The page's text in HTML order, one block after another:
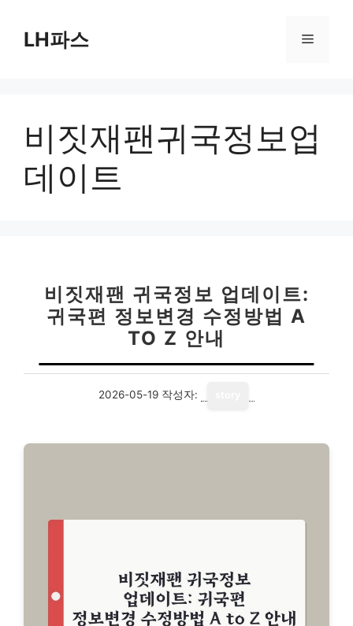
LH파스 메
비짓재팬귀국정보업
데이트
비짓재팬 귀국정보 업데이트:
귀국편 정보변경 수정방법 A
TO Z 안내
2026-05-19 작성자: